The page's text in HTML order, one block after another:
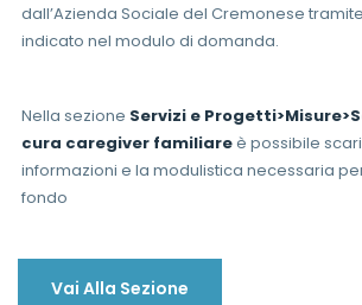
dall’Azienda Sociale del Cremonese
indicato nel modulo di domanda.
Nella sezione Servizi e
cura caregiver familiareè possibile
informazioni e la modulistica necessaria
fondo
Vai Alla Sezione